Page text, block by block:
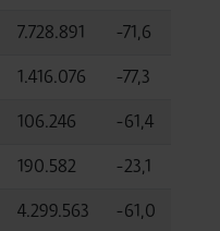
7.728.891
-71,6
1.416.076
-77,3
106.246
-61,4
190.582
-23,1
4.299.563 -61,0